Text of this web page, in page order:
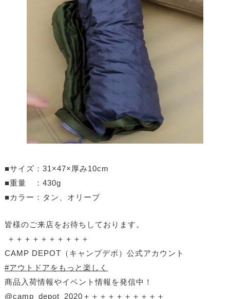
■サイズ：31×47×厚み10cm
■重量 ：430g
■カラー：タン、オリーブ
皆様のご来店をお待ちしております。
＋＋＋＋＋＋＋＋＋＋
CAMP DEPOT（キャンプデポ）公式アカウント
#アウトドアをもっと楽しく
商品入荷情報やイベント情報を発信中！
@camp_depot_2020 ＋＋＋＋＋＋＋＋＋＋